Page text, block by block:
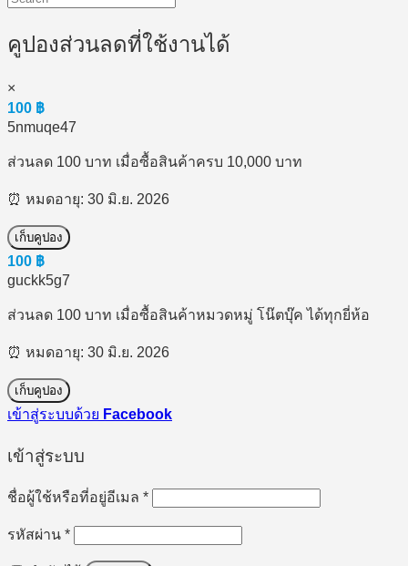
คูปองส่วนลดที่ใช้งานได้
×
100 ฿
5nmuqe47
ส่วนลด 100 บาท เมื่อซื้อสินค้าครบ 10,000 บาท
⏰ หมดอายุ: 30 มิ.ย. 2026
เก็บคูปอง
100 ฿
guckk5g7
ส่วนลด 100 บาท เมื่อซื้อสินค้าหมวดหมู่ โน๊ตบุ๊ค ได้ทุกยี่ห้อ
⏰ หมดอายุ: 30 มิ.ย. 2026
เก็บคูปอง
เข้าสู่ระบบด้วย Facebook
เข้าสู่ระบบ
ชื่อผู้ใช้หรือที่อยู่อีเมล *ต้องการ
รหัสผ่าน *ต้องการ